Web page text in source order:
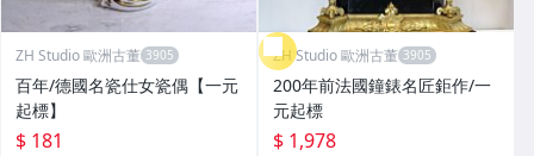
ZH Studio 歐洲古董
百年/德國名瓷仕女瓷偶【一元
起標】
$ 181
ZH Studio 歐洲古董
200年前法國鐘錶名匠鉅作/一
元起標
$ 1,978